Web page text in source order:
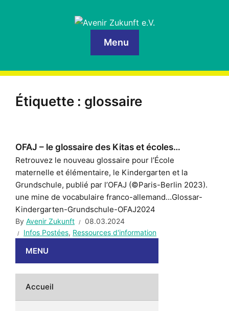
Menu
Étiquette : glossaire
OFAJ – le glossaire des Kitas et écoles…
Retrouvez le nouveau glossaire pour l’École
maternelle et élémentaire, le Kindergarten et la
Grundschule, publié par l’OFAJ (©Paris-Berlin 2023).
une mine de vocabulaire franco-allemand…Glossar-
Kindergarten-Grundschule-OFAJ2024
By Avenir Zukunft
08.03.2024
Infos Postées, Ressources d'information
MENU
Accueil